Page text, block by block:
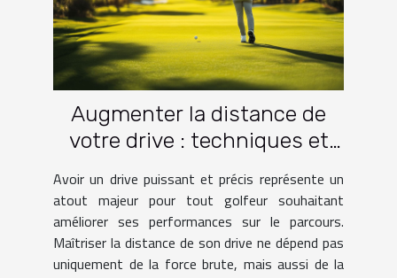
Augmenter la distance de
votre drive : techniques et
pratiques
Avoir un drive puissant et précis représente un
atout majeur pour tout golfeur souhaitant
améliorer ses performances sur le parcours.
Maîtriser la distance de son drive ne dépend pas
uniquement de la force brute, mais aussi de la